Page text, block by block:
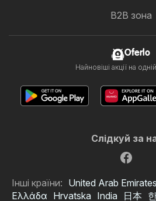
B2B зона
Oferlo
Найновіші акції на
Слідкуй за
Інші країни: United Arab Emirates
Ελλάδα Hrvatska India 日本